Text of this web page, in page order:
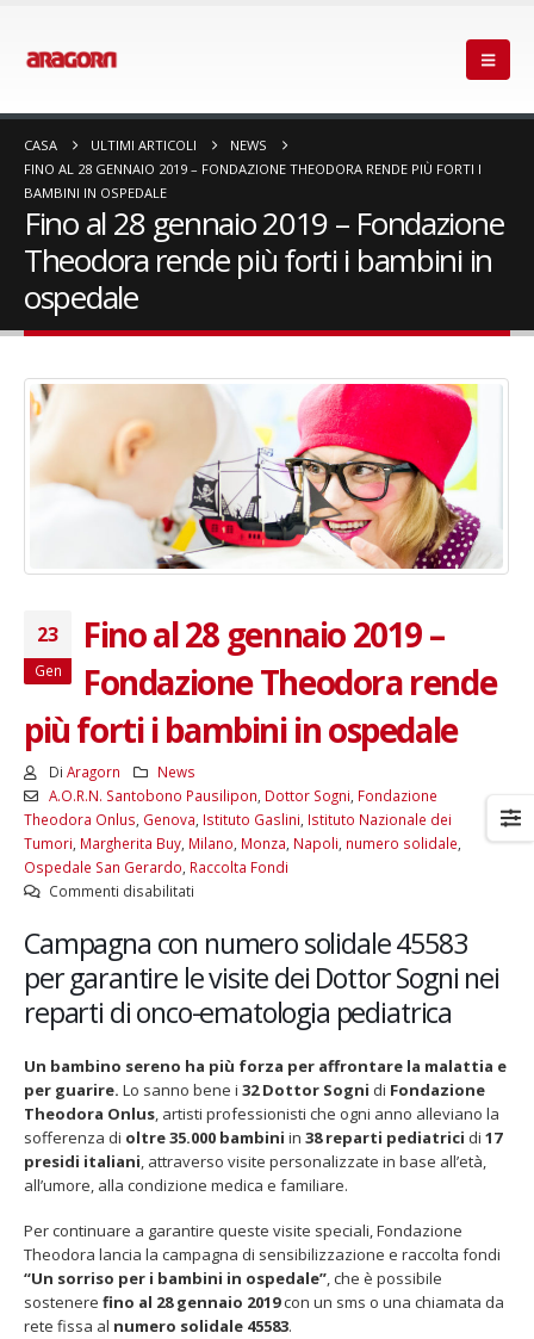
CASA ULTIMI ARTICOLI
NEWS
FINO AL 28 GENNAIO 2019 – FONDAZIONE THEODORA RENDE PIÙ FORTI I
BAMBINI IN OSPEDALE
Fino al 28 gennaio 2019 – Fondazione
Theodora rende più forti i bambini in
ospedale
23
Gen
Fino al 28 gennaio 2019 –
Fondazione Theodora rende
più forti i bambini in ospedale
Di Aragorn
News
A.O.R.N. Santobono Pausilipon Dottor Sogni Fondazione
Theodora Onlus Genova Istituto Gaslini Istituto Nazionale dei
Tumori Margherita Buy Milano Monza Napoli numero solidale
Ospedale San Gerardo Raccolta Fondi
Commenti disabilitatisu
al
gennaio
2019
Fondazione
Theodora
più
in
ospedale
Campagna con numero solidale 45583
per garantire le visite dei Dottor Sogni nei
reparti di onco-ematologia pediatrica
Un bambino sereno ha più forza per affrontare la malattia e
per guarire. Lo sanno bene i 32 Dottor Sogni di Fondazione
Theodora Onlus, artisti professionisti che ogni anno alleviano la
sofferenza di oltre 35.000 bambini in 38 reparti pediatrici di 17
presidi italiani, attraverso visite personalizzate in base all’età,
all’umore, alla condizione medica e familiare.
Per continuare a garantire queste visite speciali, Fondazione
Theodora lancia la campagna di sensibilizzazione e raccolta fondi
“Un sorriso per i bambini in ospedale”, che è possibile
sostenere fino al 28 gennaio 2019con un sms o una chiamata da
rete fissa al numero solidale 45583.
2026 – Terrazze del
apertura serale
per Fondazione
Fino al 29 marzo 2026 – Anziani
malati e fragili, VIDAS lancia
una campagna per rafforzare
l’assistenza domiciliare
Marzo 17, 2026